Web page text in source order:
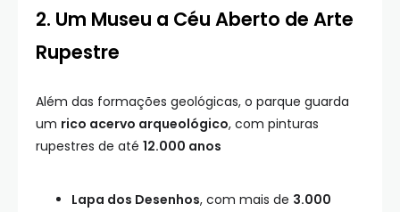
2. Um Museu a Céu Aberto de Arte
Rupestre
Além das formações geológicas, o parque guarda
um rico acervo arqueológico, com pinturas
rupestres de até 12.000 anos
Lapa dos Desenhos, com mais de 3.000